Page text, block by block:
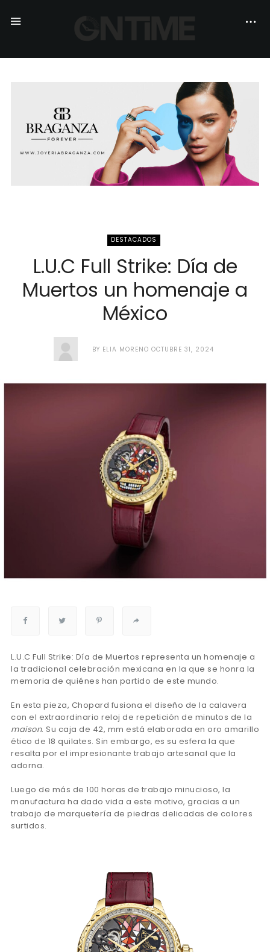
DESTACADOS
L.U.C Full Strike: Día de
Muertos un homenaje a
México
BY ELIA MORENO OCTUBRE 31, 2024
L.U.C Full Strike: Día de Muertos representa un homenaje a
la tradicional celebración mexicana en la que se honra la
memoria de quiénes han partido de este mundo.
En esta pieza, Chopard fusiona el diseño de la calavera
con el extraordinario reloj de repetición de minutos de la
maison. Su caja de 42, mm está elaborada en oro amarillo
ético de 18 quilates. Sin embargo, es su esfera la que
resalta por el impresionante trabajo artesanal que la
adorna.
Luego de más de 100 horas de trabajo minucioso, la
manufactura ha dado vida a este motivo, gracias a un
trabajo de marquetería de piedras delicadas de colores
surtidos.